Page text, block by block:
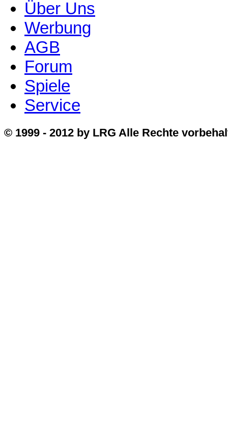
Über Uns
Werbung
AGB
Forum
Spiele
Service
© 1999 - 2012 by LRG Alle Rechte